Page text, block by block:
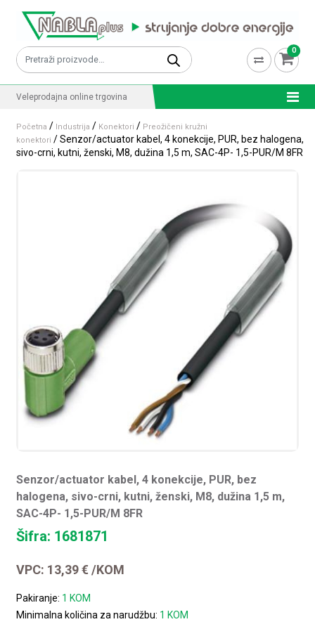
Pretraži: 0
Veleprodajna online trgovina
Početna / Industrija / Konektori / Preožičeni kružni
konektori / Senzor/actuator kabel, 4 konekcije, PUR, bez halogena,
sivo-crni, kutni, ženski, M8, dužina 1,5 m, SAC-4P- 1,5-PUR/M 8FR
Senzor/actuator kabel, 4 konekcije, PUR, bez
halogena, sivo-crni, kutni, ženski, M8, dužina 1,5 m,
SAC-4P- 1,5-PUR/M 8FR
Šifra: 1681871
VPC: 13,39€ /KOM
Pakiranje: 1 KOM
Minimalna količina za narudžbu: 1 KOM